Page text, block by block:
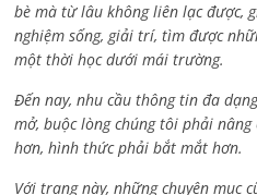
bè mà từ lâu không liên lạc được,
nghiệm sống, giải trí, tìm được
một thời học dưới mái trường.
Đến nay, nhu cầu thông tin đa
mở, buộc lòng chúng tôi phải
hơn, hình thức phải bắt mắt hơn.
Với trang này, những chuyên mục